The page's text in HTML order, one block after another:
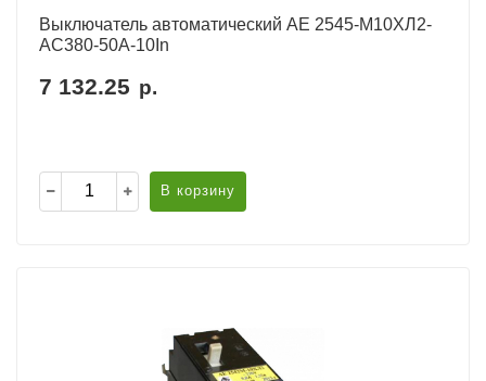
Выключатель автоматический АЕ 2545-М10ХЛ2-
AC380-50А-10In
7 132.25 р.
В корзину